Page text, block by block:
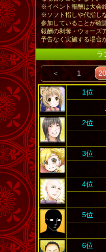
※イベント報酬は大会
※ソフト指しや代指し
参加していることが確
報酬の剥奪・ウォーズ
予告なく実施する場合
ラ
＜ 1 20
1位
2位
3位
4位
5位
6位